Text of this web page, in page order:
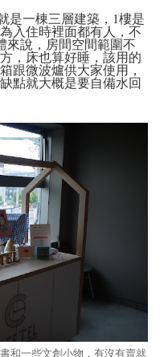
是一棟三層建築，1樓是
入住時裡面都有人，不
來說，房間空間範圍不
，床也算好睡，該用的
跟微波爐供大家使用，
點就大概是要自備水回
和一些文創小物，有沒有賣就